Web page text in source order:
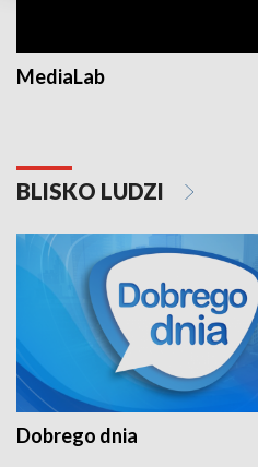
MediaLab
BLISKO LUDZI
Dobrego dnia